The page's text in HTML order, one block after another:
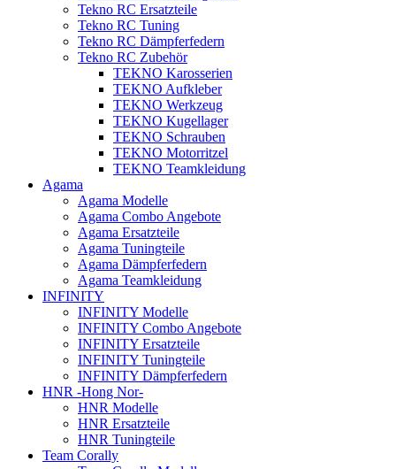
Tekno RC Ersatzteile
Tekno RC Tuning
Tekno RC Dämpferfedern
Tekno RC Zubehör
TEKNO Karosserien
TEKNO Aufkleber
TEKNO Werkzeug
TEKNO Kugellager
TEKNO Schrauben
TEKNO Motorritzel
TEKNO Teamkleidung
Agama
Agama Modelle
Agama Combo Angebote
Agama Ersatzteile
Agama Tuningteile
Agama Dämpferfedern
Agama Teamkleidung
INFINITY
INFINITY Modelle
INFINITY Combo Angebote
INFINITY Ersatzteile
INFINITY Tuningteile
INFINITY Dämpferfedern
HNR -Hong Nor-
HNR Modelle
HNR Ersatzteile
HNR Tuningteile
Team Corally